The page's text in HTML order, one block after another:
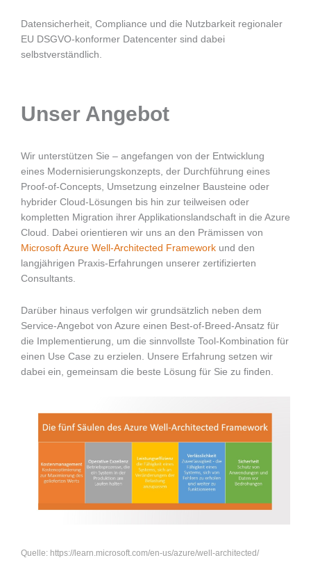
Datensicherheit, Compliance und die Nutzbarkeit regionaler
EU DSGVO-konformer Datencenter sind dabei
selbstverständlich.
Unser Angebot
Wir unterstützen Sie – angefangen von der Entwicklung
eines Modernisierungskonzepts, der Durchführung eines
Proof-of-Concepts, Umsetzung einzelner Bausteine oder
hybrider Cloud-Lösungen bis hin zur teilweisen oder
kompletten Migration ihrer Applikationslandschaft in die Azure
Cloud. Dabei orientieren wir uns an den Prämissen von
Microsoft Azure Well-Architected Framework und den
langjährigen Praxis-Erfahrungen unserer zertifizierten
Consultants.
Darüber hinaus verfolgen wir grundsätzlich neben dem
Service-Angebot von Azure einen Best-of-Breed-Ansatz für
die Implementierung, um die sinnvollste Tool-Kombination für
einen Use Case zu erzielen. Unsere Erfahrung setzen wir
dabei ein, gemeinsam die beste Lösung für Sie zu finden.
Quelle: https://learn.microsoft.com/en-us/azure/well-architected/